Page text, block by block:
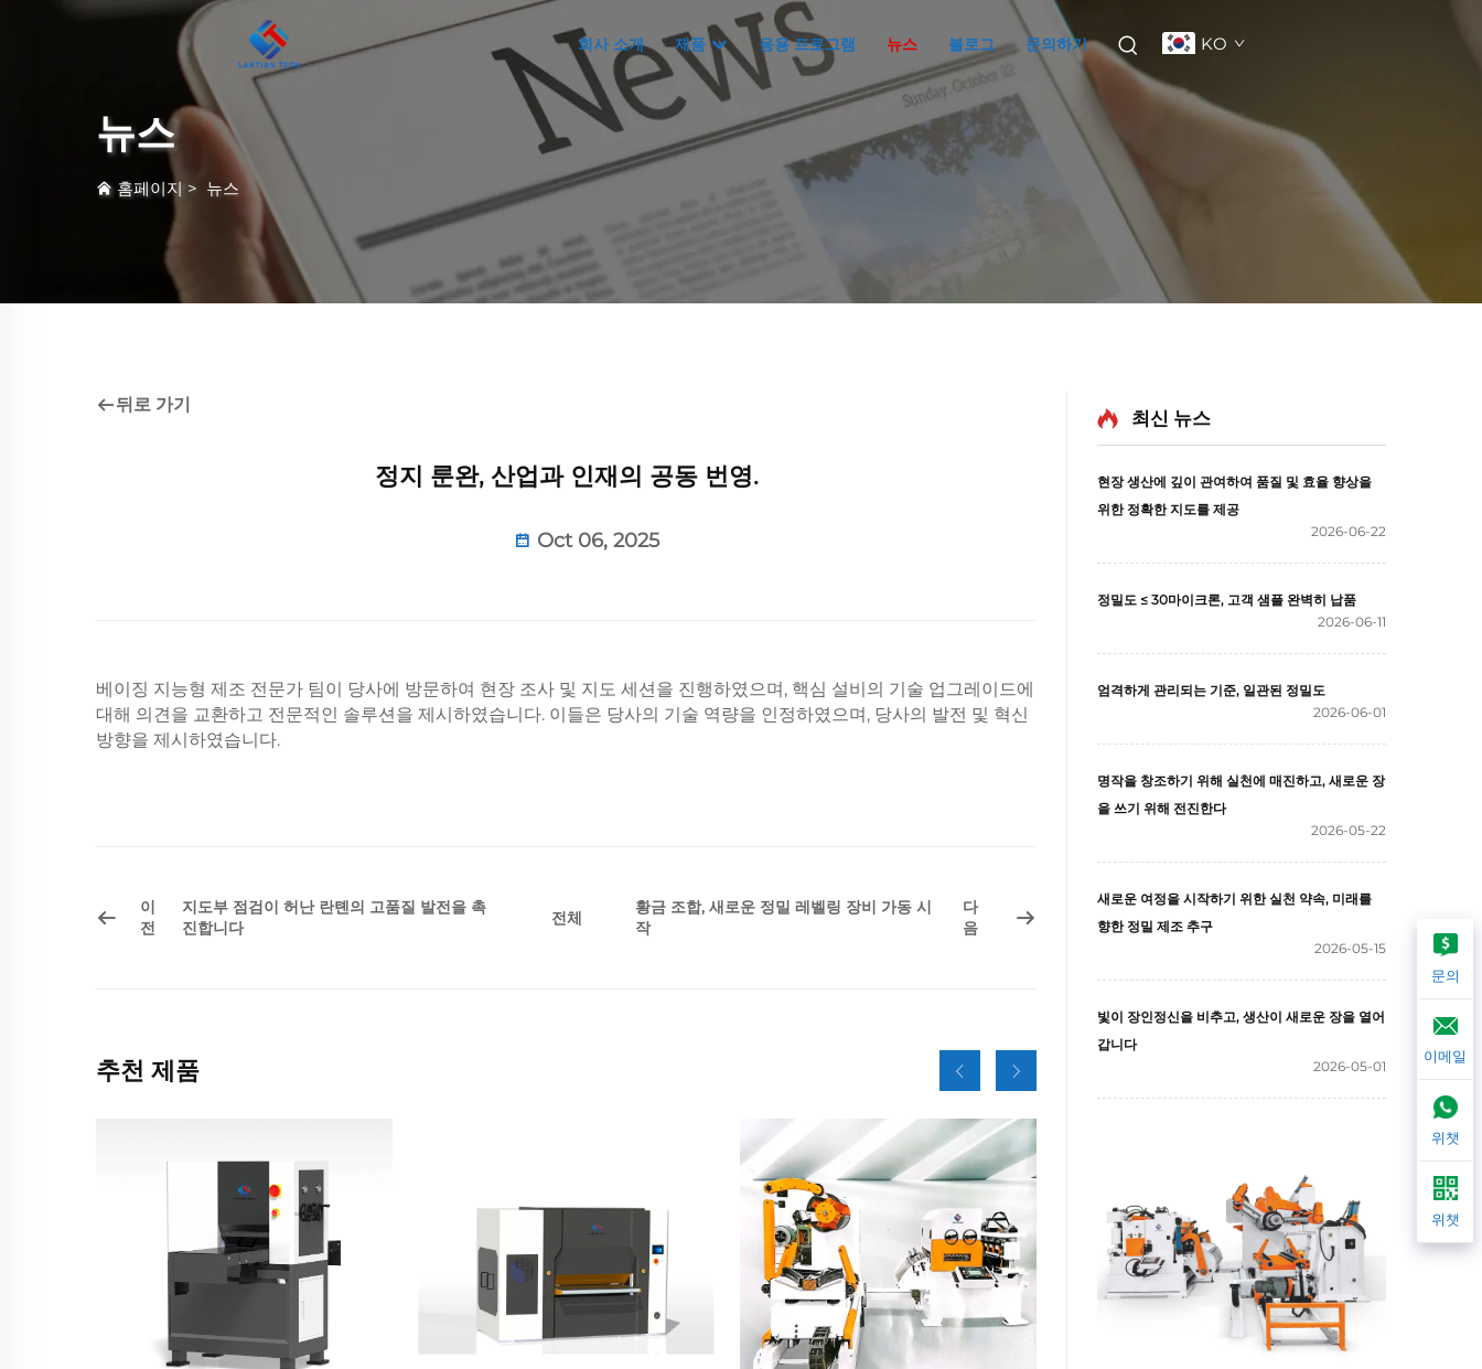
회사 소개 제품 응용 프로그램 뉴스 블로그 문의하기 KO
뉴스
홈페이지 > 뉴스
뒤로 가기
정지 룬완, 산업과 인재의 공동 번영.
Oct 06, 2025
베이징 지능형 제조 전문가 팀이 당사에 방문하여 현장 조사 및 지도 세션을 진행하였으며, 핵심 설비의 기술 업그레이드에
대해 의견을 교환하고 전문적인 솔루션을 제시하였습니다. 이들은 당사의 기술 역량을 인정하였으며, 당사의 발전 및 혁신
방향을 제시하였습니다.
이
전
지도부 점검이 허난 란톈의 고품질 발전을 촉
진합니다
전체
황금 조합, 새로운 정밀 레벨링 장비 가동 시
작
다
음
추천 제품
최신 뉴스
현장 생산에 깊이 관여하여 품질 및 효율 향상을
위한 정확한 지도를 제공
2026-06-22
정밀도 ≤ 30마이크론, 고객 샘플 완벽히 납품
2026-06-11
엄격하게 관리되는 기준, 일관된 정밀도
2026-06-01
명작을 창조하기 위해 실천에 매진하고, 새로운 장
을 쓰기 위해 전진한다
2026-05-22
새로운 여정을 시작하기 위한 실천 약속, 미래를
향한 정밀 제조 추구
2026-05-15
빛이 장인정신을 비추고, 생산이 새로운 장을 열어
갑니다
2026-05-01
문의
이메일
위챗
위챗